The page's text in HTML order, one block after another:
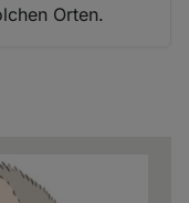
Orten.